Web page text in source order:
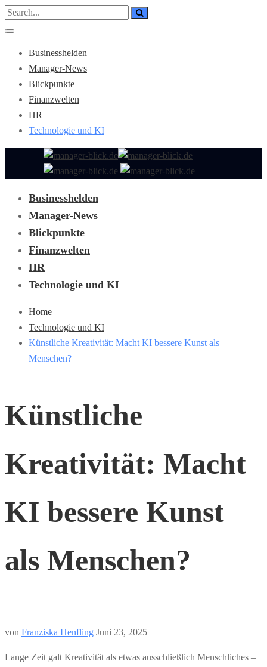
Businesshelden
Manager-News
Blickpunkte
Finanzwelten
HR
Technologie und KI
Businesshelden
Manager-News
Blickpunkte
Finanzwelten
HR
Technologie und KI
Home
Technologie und KI
Künstliche Kreativität: Macht KI bessere Kunst als
Menschen?
Künstliche
Kreativität: Macht
KI bessere Kunst
als Menschen?
von Franziska Henfling Juni 23, 2025
Lange Zeit galt Kreativität als etwas ausschließlich Menschliches –